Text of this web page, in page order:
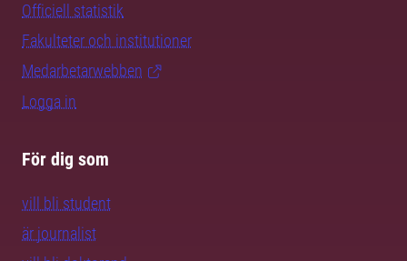
Officiell statistik
Fakulteter och institutioner
Medarbetarwebben
Logga in
För dig som
vill bli student
är journalist